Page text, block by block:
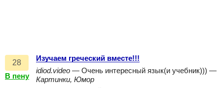
28
В пену
Изучаем греческий вместе!!!
idiod.video — Очень интересный язык(и учебник))) —
Картинки, Юмор